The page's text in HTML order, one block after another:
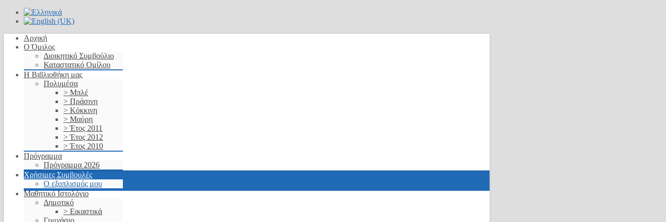
Αρχική
Ο Όμιλος
Διοικητικό Συμβούλιο
Καταστατικό Ομίλου
Η Βιβλιοθήκη μας
Πολυμέσα
> Μπλέ
> Πράσινη
> Κόκκινη
> Μαύρη
> Έτος 2011
> Έτος 2012
> Έτος 2010
Πρόγραμμα
Πρόγραμμα 2026
Χρήσιμες Συμβουλές
Ο εξοπλισμός μου
Μαθητικό Ιστολόγιο
Δημοτικό
> Εικαστικά
Γυμνάσιο